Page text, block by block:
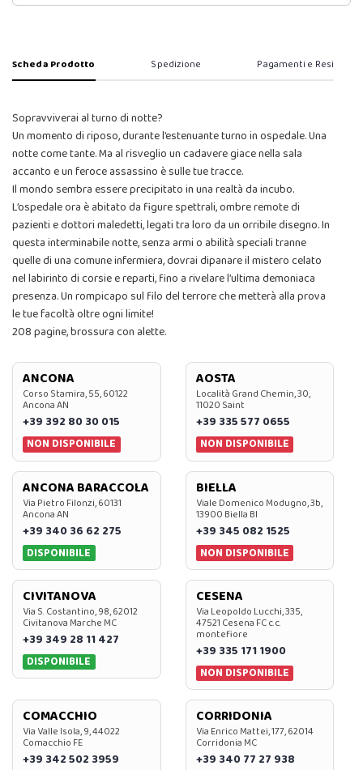
Scheda Prodotto Spedizione Pagamenti e Resi
Sopravviverai al turno di notte?
Un momento di riposo, durante l’estenuante turno in ospedale. Una
notte come tante. Ma al risveglio un cadavere giace nella sala
accanto e un feroce assassino è sulle tue tracce.
Il mondo sembra essere precipitato in una realtà da incubo.
L’ospedale ora è abitato da figure spettrali, ombre remote di
pazienti e dottori maledetti, legati tra loro da un orribile disegno. In
questa interminabile notte, senza armi o abilità speciali tranne
quelle di una comune infermiera, dovrai dipanare il mistero celato
nel labirinto di corsie e reparti, fino a rivelare l’ultima demoniaca
presenza. Un rompicapo sul filo del terrore che metterà alla prova
le tue facoltà oltre ogni limite!
208 pagine, brossura con alette.
ANCONA
Corso Stamira, 55, 60122
Ancona AN
+39 392 80 30 015
NON DISPONIBILE
AOSTA
Località Grand Chemin, 30,
11020 Saint
+39 335 577 0655
NON DISPONIBILE
ANCONA BARACCOLA
Via Pietro Filonzi, 60131
Ancona AN
+39 340 36 62 275
DISPONIBILE
BIELLA
Viale Domenico Modugno, 3b,
13900 Biella BI
+39 345 082 1525
NON DISPONIBILE
CIVITANOVA
Via S. Costantino, 98, 62012
Civitanova Marche MC
+39 349 28 11 427
DISPONIBILE
CESENA
Via Leopoldo Lucchi, 335,
47521 Cesena FC c.c.
montefiore
+39 335 171 1900
NON DISPONIBILE
COMACCHIO
Via Valle Isola, 9, 44022
Comacchio FE
+39 342 502 3959
CORRIDONIA
Via Enrico Mattei, 177, 62014
Corridonia MC
+39 340 77 27 938